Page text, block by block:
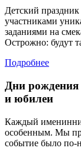
Детский
участниками
заданиями на
Острожно: будут
Подробнее
Дни рождения
и юбилеи
Каждый
особенным. Мы
событие было по-